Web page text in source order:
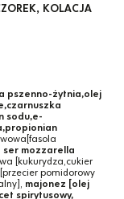
KOLACJA
pszenno-żytnia,olej
sodu,e-
ser mozzarella
[kukurydza,cukier
pomidorowy
majonez [olej
spirytusowy,